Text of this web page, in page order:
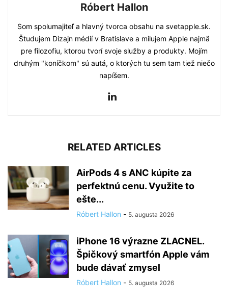
Róbert Hallon
Som spolumajiteľ a hlavný tvorca obsahu na svetapple.sk.
Študujem Dizajn médií v Bratislave a milujem Apple najmä
pre filozofiu, ktorou tvorí svoje služby a produkty. Mojím
druhým "koníčkom" sú autá, o ktorých tu sem tam tiež niečo
napíšem.
RELATED ARTICLES
AirPods 4 s ANC kúpite za
perfektnú cenu. Využite to
ešte...
Róbert Hallon - 5. augusta 2026
iPhone 16 výrazne ZLACNEL.
Špičkový smartfón Apple vám
bude dávať zmysel
Róbert Hallon - 5. augusta 2026